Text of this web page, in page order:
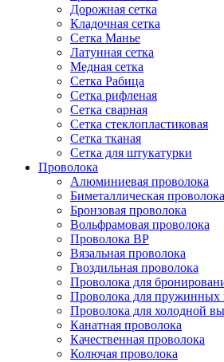
Дорожная сетка
Кладочная сетка
Сетка Манье
Латунная сетка
Медная сетка
Сетка Рабица
Сетка рифленая
Сетка сварная
Сетка стеклопластиковая
Сетка тканая
Сетка для штукатурки
Проволока
Алюминиевая проволока
Биметаллическая проволока
Бронзовая проволока
Вольфрамовая проволока
Проволока ВР
Вязальная проволока
Гвоздильная проволока
Проволока для
Проволока для пружинных
Проволока для холодной
Канатная проволока
Качественная проволока
Колючая проволока